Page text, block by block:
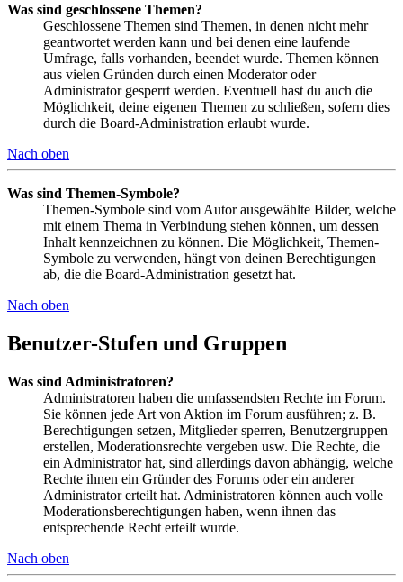
Was sind geschlossene Themen?
Geschlossene Themen sind Themen, in denen nicht mehr
geantwortet werden kann und bei denen eine laufende
Umfrage, falls vorhanden, beendet wurde. Themen können
aus vielen Gründen durch einen Moderator oder
Administrator gesperrt werden. Eventuell hast du auch die
Möglichkeit, deine eigenen Themen zu schließen, sofern dies
durch die Board-Administration erlaubt wurde.
Nach oben
Was sind Themen-Symbole?
Themen-Symbole sind vom Autor ausgewählte Bilder, welche
mit einem Thema in Verbindung stehen können, um dessen
Inhalt kennzeichnen zu können. Die Möglichkeit, Themen-
Symbole zu verwenden, hängt von deinen Berechtigungen
ab, die die Board-Administration gesetzt hat.
Nach oben
Benutzer-Stufen und Gruppen
Was sind Administratoren?
Administratoren haben die umfassendsten Rechte im Forum.
Sie können jede Art von Aktion im Forum ausführen; z. B.
Berechtigungen setzen, Mitglieder sperren, Benutzergruppen
erstellen, Moderationsrechte vergeben usw. Die Rechte, die
ein Administrator hat, sind allerdings davon abhängig, welche
Rechte ihnen ein Gründer des Forums oder ein anderer
Administrator erteilt hat. Administratoren können auch volle
Moderationsberechtigungen haben, wenn ihnen das
entsprechende Recht erteilt wurde.
Nach oben